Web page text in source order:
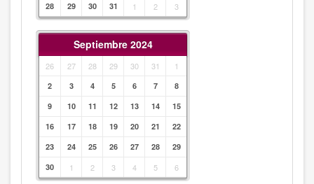
28
29 30 31 1 2 3
Septiembre 2024
26 27 28 29 30 31 1
2 3 4 5 6 7
8
9
10 11 12 13 14
15
16
17 18 19 20 21
22
23
24 25 26 27 28
29
30
1 2 3 4 5 6